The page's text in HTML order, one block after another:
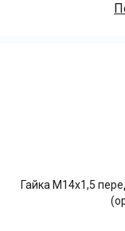
Гайка М14х1,5